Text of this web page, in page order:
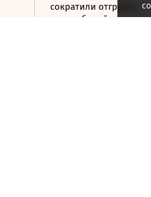
сократили отгрузку
автомобилей